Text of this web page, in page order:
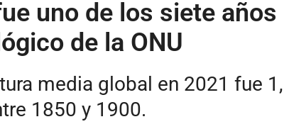
uno de los siete
de la ONU
media global en 2021 fue
1850 y 1900.